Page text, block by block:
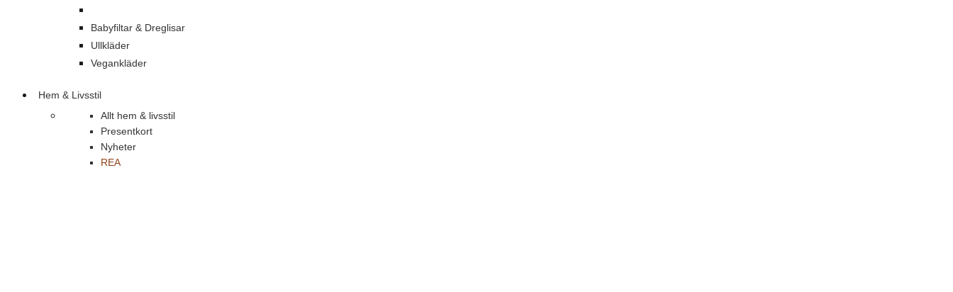
Babyfiltar & Dreglisar
Ullkläder
Vegankläder
Hem & Livsstil
Allt hem & livsstil
Presentkort
Nyheter
REA